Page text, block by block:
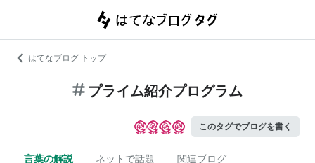
はてなブログ トップ
プライム紹介プログラム
このタグでブログを書く
言葉の解説 ネットで話題 関連ブログ